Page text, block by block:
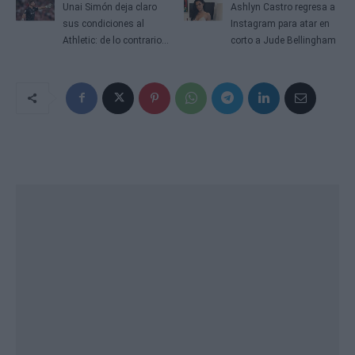
Unai Simón deja claro
sus condiciones al
Athletic: de lo contrario...
Ashlyn Castro regresa a
Instagram para atar en
corto a Jude Bellingham